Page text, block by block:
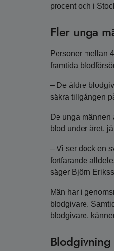
procent och i
Fler unga
Personer mellan
framtida
– De äldre
säkra tillgången
De unga
blod under året,
– Vi ser dock en
fortfarande
säger Björn
Män har i
blodgivare.
blodgivare,